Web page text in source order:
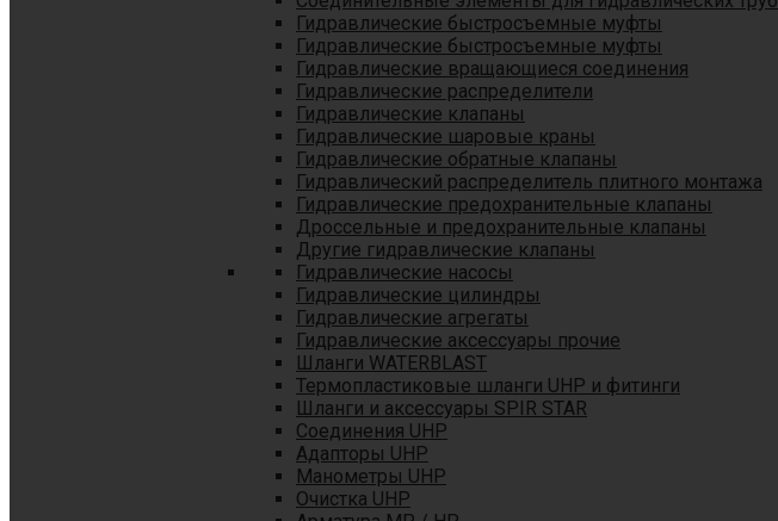
Гидравлические быстросъемные муфты
Гидравлические быстросъемные муфты
Гидравлические вращающиеся соединения
Гидравлические распределители
Гидравлические клапаны
Гидравлические шаровые краны
Гидравлические обратные клапаны
Гидравлический распределитель плитного монтажа
Гидравлические предохранительные клапаны
Дроссельные и предохранительные клапаны
Другие гидравлические клапаны
Гидравлические насосы
Гидравлические цилиндры
Гидравлические агрегаты
Гидравлические аксессуары прочие
Шланги WATERBLAST
Термопластиковые шланги UHP и фитинги
Шланги и аксессуары SPIR STAR
Соединения UHP
Адапторы UHP
Манометры UHP
Очистка UHP